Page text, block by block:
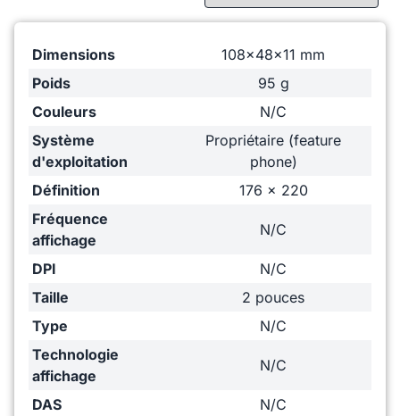
Dimensions
108x48x11 mm
Poids
95 g
Couleurs
N/C
Système
d'exploitation
Propriétaire (feature
phone)
Définition
176 x 220
Fréquence
affichage
N/C
DPI
N/C
Taille
2 pouces
Type
N/C
Technologie
affichage
N/C
DAS N/C